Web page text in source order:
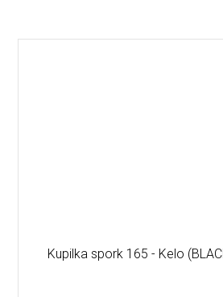
Kupilka spork 165 - Kelo